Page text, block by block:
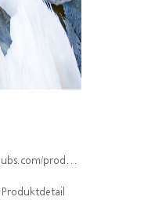
index/isin/DE000WA71ZX9
Produktdetail